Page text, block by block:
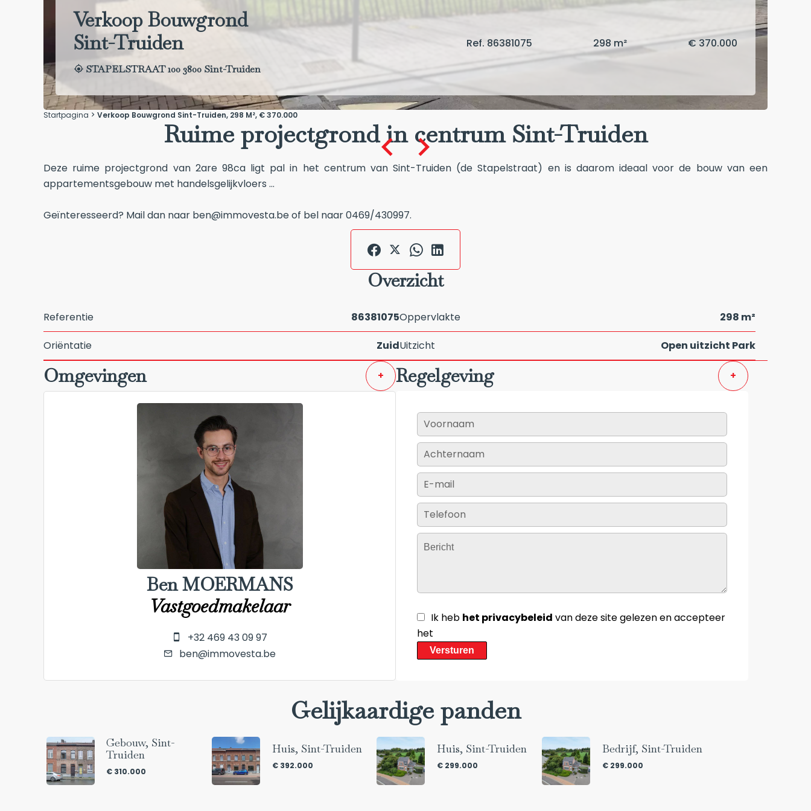
Verkoop Bouwgrond
Sint-Truiden
STAPELSTRAAT 100 3800 Sint-Truiden
Ref. 86381075 298 m² € 370.000
Startpagina Verkoop Bouwgrond Sint-Truiden, 298 M², € 370.000
Ruime projectgrond in centrum Sint-Truiden
Deze ruime projectgrond van 2are 98ca ligt pal in het centrum van Sint-Truiden (de Stapelstraat) en is daarom ideaal voor de bouw van een
appartementsgebouw met handelsgelijkvloers ...
Geïnteresseerd? Mail dan naar ben@immovesta.be of bel naar 0469/430997.
Overzicht
Referentie 86381075Oppervlakte 298 m²
Oriëntatie ZuidUitzicht Open uitzicht Park
Omgevingen + Regelgeving +
Ben MOERMANS
Vastgoedmakelaar
+32 469 43 09 97
ben@immovesta.be
Ik heb het privacybeleid van deze site gelezen en accepteer
het
Versturen
Gelijkaardige panden
Gebouw, Sint-
Truiden
€ 310.000
Huis, Sint-Truiden
€ 392.000
Huis, Sint-Truiden
€ 299.000
Bedrijf, Sint-Truiden
€ 299.000